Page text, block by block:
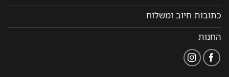
כתובות חיוב ומשלוח
החנות